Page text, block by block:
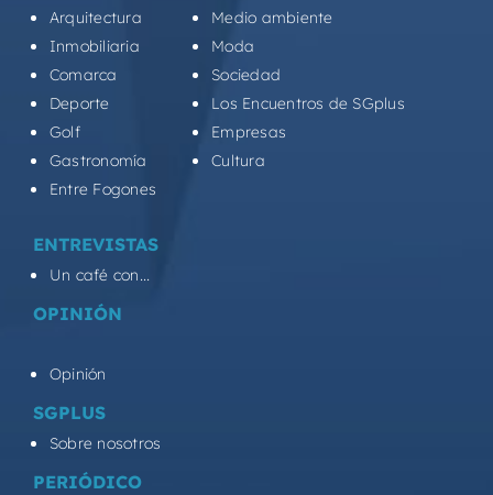
Arquitectura
Inmobiliaria
Comarca
Deporte
Golf
Gastronomía
Entre Fogones
Medio ambiente
Moda
Sociedad
Los Encuentros de SGplus
Empresas
Cultura
ENTREVISTAS
Un café con...
OPINIÓN
Opinión
SGPLUS
Sobre nosotros
PERIÓDICO